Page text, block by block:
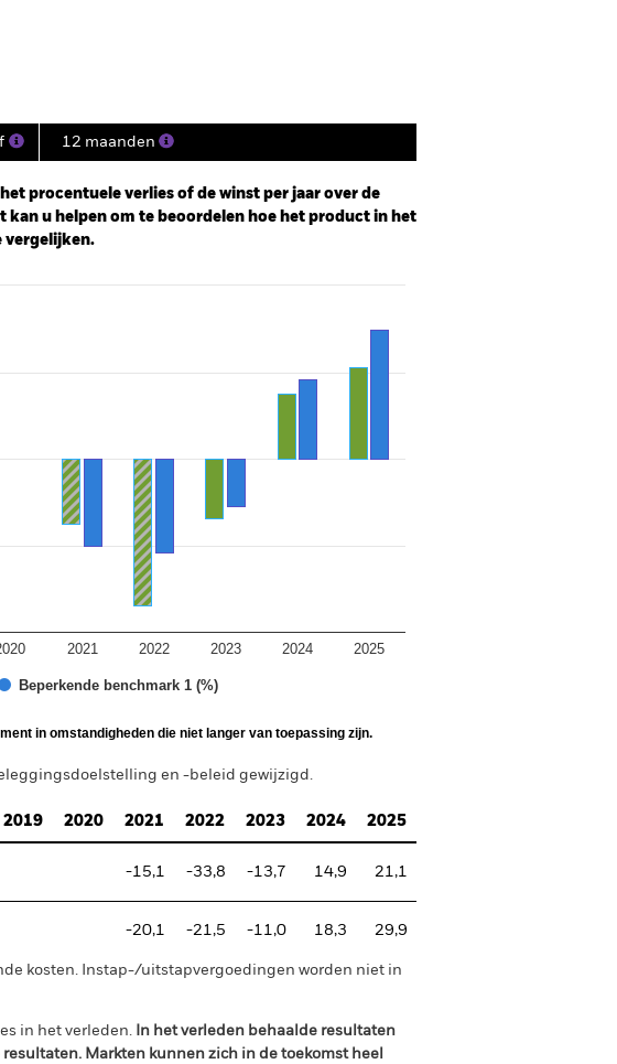
12 maanden
procentuele verlies of de winst per jaar over de
u helpen om te beoordelen hoe het product in het
vergelijken.
Beperkende benchmark 1 (%)
2021 2022 2023 2024 2025
in omstandigheden die niet langer van toepassing zijn.
en -beleid gewijzigd.
2019 2020 2021 2022 2023 2024 2025
-15,1 -33,8 -13,7 14,9 21,1
-20,1 -21,5 -11,0 18,3 29,9
kosten. Instap-/uitstapvergoedingen worden niet in
in het verleden. In het verleden behaalde resultaten
Markten kunnen zich in de toekomst heel